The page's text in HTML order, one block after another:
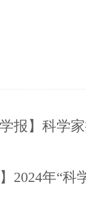
报】科学
2024年“科